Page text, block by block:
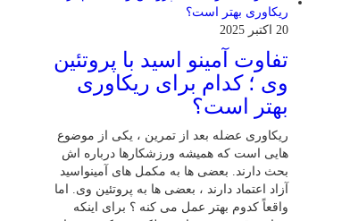
20 اکتبر 2025
تفاوت آمینو اسید با پروتئین
وی ؛ کدام برای ریکاوری
بهتر است؟
ریکاوری عضله بعد از تمرین ، یکی از موضوع‌
هایی‌ است که همیشه ورزشکارها درباره‌ اش
بحث دارند. بعضی‌ ها به مکمل‌ های آمینواسید
آزاد اعتماد دارند ، بعضی‌ ها به پروتئین وی. اما
واقعاً کدوم بهتر عمل می‌ کنه ؟ برای اینکه